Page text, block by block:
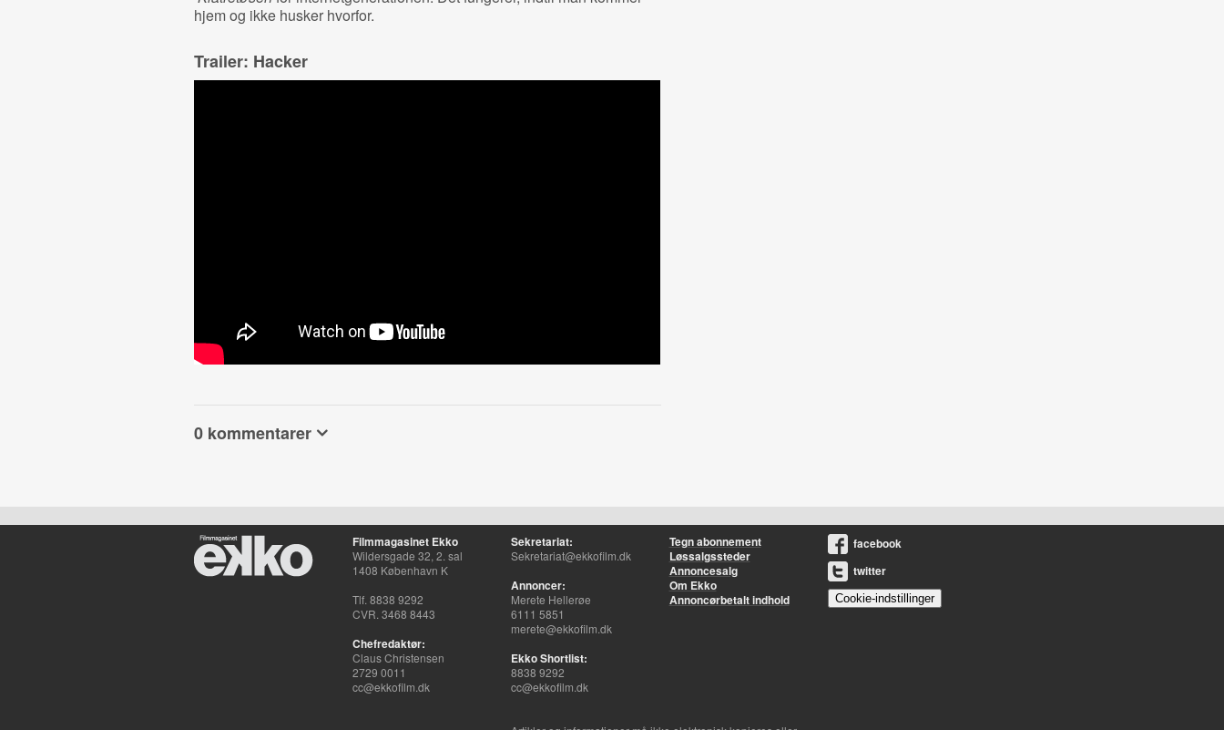
hjem og ikke husker hvorfor.
Trailer: Hacker
0 kommentarer
Filmmagasinet Ekko
Wildersgade 32, 2. sal
1408 København K
Tlf. 8838 9292
CVR. 3468 8443
Chefredaktør:
Claus Christensen
2729 0011
cc@ekkofilm.dk
Sekretariat:
Sekretariat@ekkofilm.dk
Annoncer:
Merete Hellerøe
6111 5851
merete@ekkofilm.dk
Ekko Shortlist:
8838 9292
cc@ekkofilm.dk
Tegn abonnement
Løssalgssteder
Annoncesalg
Om Ekko
Annoncørbetalt indhold
facebook
twitter
Cookie-indstillinger